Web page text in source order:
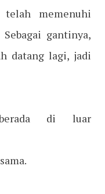
telah memenuhi
gantinya,
datang lagi, jadi
di luar